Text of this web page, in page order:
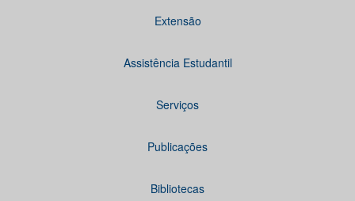
Extensão
Assistência Estudantil
Serviços
Publicações
Bibliotecas